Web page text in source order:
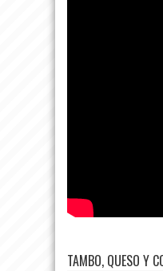
TAMBO, QUESO Y